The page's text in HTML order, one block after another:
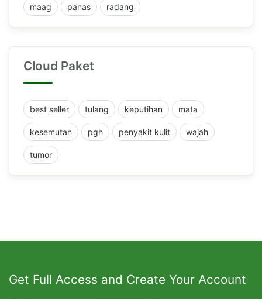
maag panas radang
Cloud Paket
best seller tulang keputihan mata
kesemutan pgh penyakit kulit wajah
tumor
Get Full Access and Create Your Account